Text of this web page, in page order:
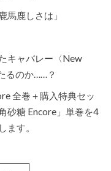
馬鹿しさは」
キャバレー〈New
るのか……？
全巻＋購入特典セッ
砂糖 Encore」単巻を4
ます。